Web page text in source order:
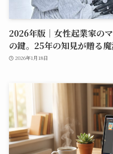
2026年版｜女性起業家の
の鍵。25年の知見が贈る
2026年1月18日